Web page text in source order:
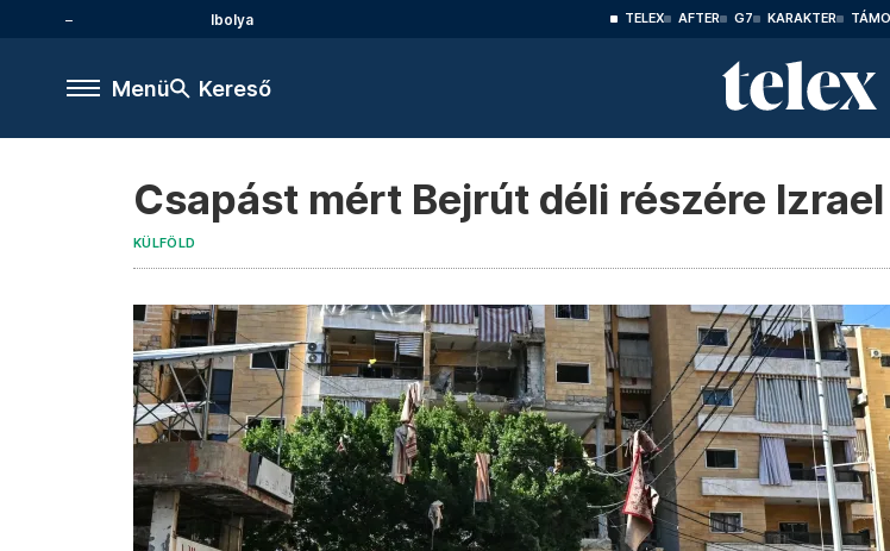
Ibolya TELEX AFTER G7 KARAKTER
Menü Kereső
Csapást mért Bejrút déli részére Izrael
KÜLFÖLD